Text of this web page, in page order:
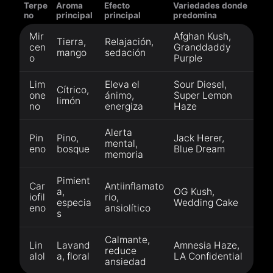
Terpe
no
Aroma
principal
Efecto
principal
Variedades donde
predomina
Mir
cen
o
Tierra,
mango
Relajación,
sedación
Afghan Kush,
Granddaddy
Purple
Lim
one
no
Cítrico,
limón
Eleva el
ánimo,
energiza
Sour Diesel,
Super Lemon
Haze
Pin
eno
Pino,
bosque
Alerta
mental,
memoria
Jack Herer,
Blue Dream
Car
iofil
eno
Pimient
a,
especia
s
Antiinflamato
rio,
ansiolítico
OG Kush,
Wedding Cake
Lin
alol
Lavand
a, floral
Calmante,
reduce
ansiedad
Amnesia Haze,
LA Confidential